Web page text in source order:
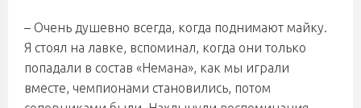
– Очень душевно всегда, когда поднимают майку.
Я стоял на лавке, вспоминал, когда они только
попадали в состав «Немана», как мы играли
вместе, чемпионами становились, потом